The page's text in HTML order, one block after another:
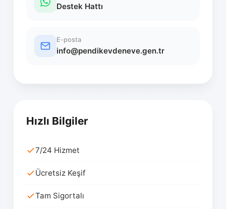
Destek Hattı
E-posta
info@pendikevdeneve.gen.tr
Hızlı Bilgiler
7/24 Hizmet
Ücretsiz Keşif
Tam Sigortalı